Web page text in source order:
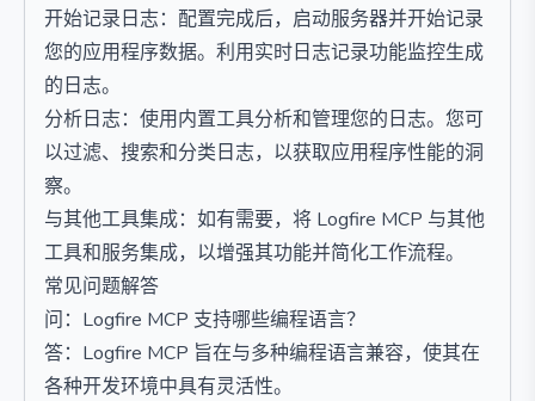
开始记录日志：配置完成后，启动服务器并开始记录
您的应用程序数据。利用实时日志记录功能监控生成
的日志。
分析日志：使用内置工具分析和管理您的日志。您可
以过滤、搜索和分类日志，以获取应用程序性能的洞
察。
与其他工具集成：如有需要，将 Logfire MCP 与其他
工具和服务集成，以增强其功能并简化工作流程。
常见问题解答
问：Logfire MCP 支持哪些编程语言？
答：Logfire MCP 旨在与多种编程语言兼容，使其在
各种开发环境中具有灵活性。